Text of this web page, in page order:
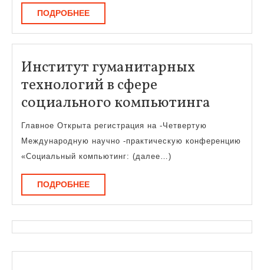
ПОДРОБНЕЕПОДРОБНЕЕ
Институт гуманитарных
технологий в сфере
социального компьютинга
Главное Открыта регистрация на -Четвертую
Международную научно -практическую конференцию
«Социальный компьютинг: (далее…)
ПОДРОБНЕЕПОДРОБНЕЕ